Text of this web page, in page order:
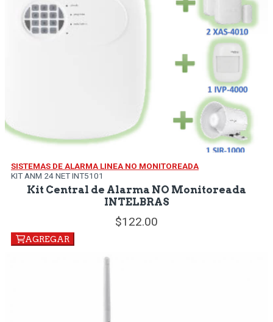
SISTEMAS DE ALARMA LINEA NO MONITOREADA
KIT ANM 24 NET INT5101
Kit Central de Alarma NO Monitoreada
INTELBRAS
122.00
AGREGAR